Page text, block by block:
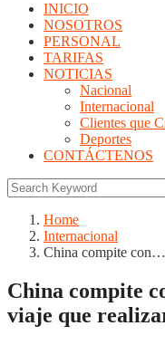
INICIO
NOSOTROS
PERSONAL
TARIFAS
NOTICIAS
Nacional
Internacional
Clientes que
Deportes
CONTÁCTENOS
Home
Internacional
China compite con…
China compite
viaje que